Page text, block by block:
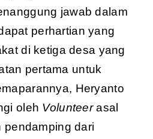
jawab dalam
perhartian yang
di ketiga desa yang
pertama untuk
Heryanto
oleh Volunteerasal
pendamping dari